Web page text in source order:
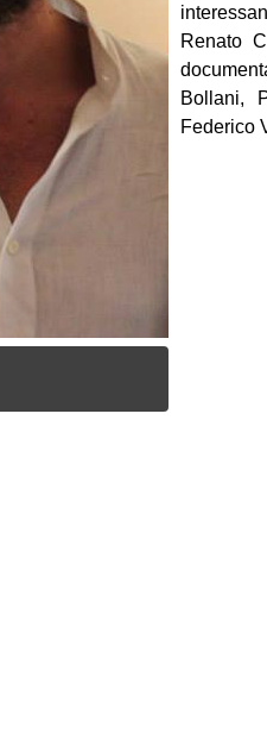
Renato
Bollani,
Federico